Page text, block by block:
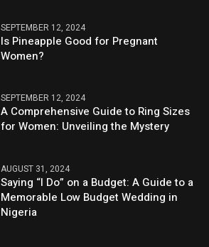
SEPTEMBER 12, 2024
Is Pineapple Good for Pregnant
Women?
SEPTEMBER 12, 2024
A Comprehensive Guide to Ring Sizes
for Women: Unveiling the Mystery
AUGUST 31, 2024
Saying “I Do” on a Budget: A Guide to a
Memorable Low Budget Wedding in
Nigeria